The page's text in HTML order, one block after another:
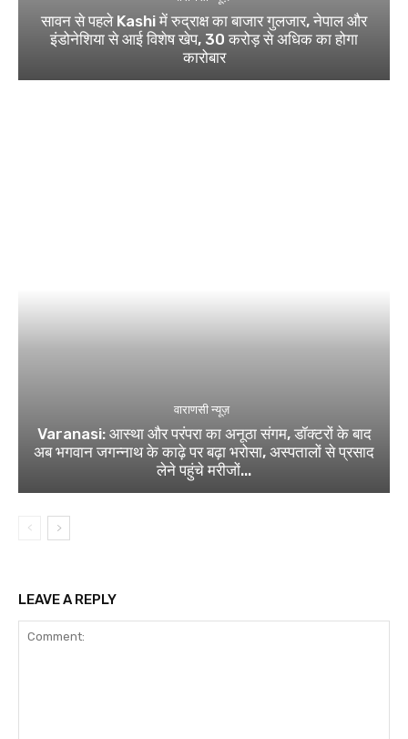
सावन से पहले Kashi में रुद्राक्ष का बाजार गुलजार, नेपाल और
इंडोनेशिया से आई विशेष खेप, 30 करोड़ से अधिक का होगा
कारोबार
वाराणसी न्यूज़
Varanasi: आस्था और परंपरा का अनूठा संगम, डॉक्टरों के बाद
अब भगवान जगन्नाथ के काढ़े पर बढ़ा भरोसा, अस्पतालों से प्रसाद
लेने पहुंचे मरीजों...
LEAVE A REPLY